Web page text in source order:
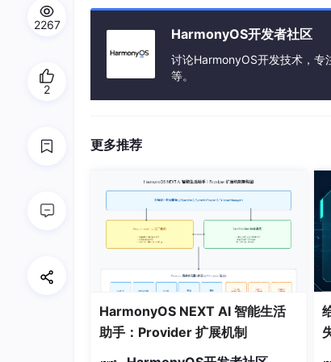
HarmonyOS开发者社区
讨论HarmonyOS开发技术，专
等。
更多推荐
HarmonyOS NEXT AI 智能生活
助手：Provider 扩展机制
2267
2